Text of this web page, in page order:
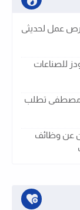
عمل لحديثى
للصناعات
مصطفى تطلب
عن وظائف